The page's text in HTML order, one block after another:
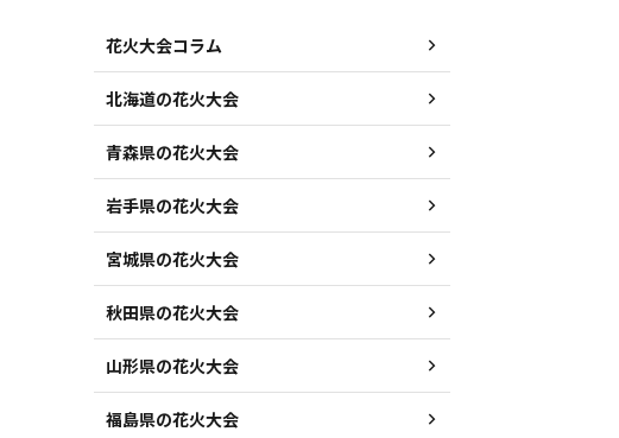
花火大会コラム
北海道の花火大会
青森県の花火大会
岩手県の花火大会
宮城県の花火大会
秋田県の花火大会
山形県の花火大会
福島県の花火大会